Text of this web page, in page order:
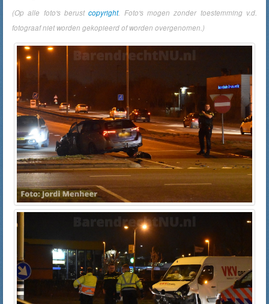
(Op alle foto's berustcopyright. Foto's mogen zonder toestemming v.d.
fotograaf niet worden gekopieerd of worden overgenomen.)